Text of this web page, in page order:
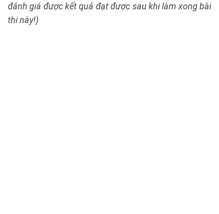
đánh giá được kết quả đạt được sau khi làm xong bài
thi này!)